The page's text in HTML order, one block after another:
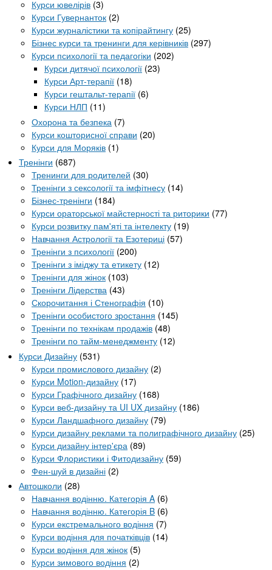
Курси ювелірів (3)
Курси Гувернанток (2)
Курси журналістики та копірайтингу (25)
Бізнес курси та тренинги для керівників (297)
Курси психології та педагогіки (202)
Курси дитячої психології (23)
Курси Арт-терапії (18)
Курси гештальт-терапії (6)
Курси НЛП (11)
Охорона та безпека (7)
Курси кошторисної справи (20)
Курси для Моряків (1)
Тренінги (687)
Тренинги для родителей (30)
Тренінги з сексології та імфітнесу (14)
Бізнес-тренінги (184)
Курси ораторської майстерності та риторики (77)
Курси розвитку пам'яті та інтелекту (19)
Навчання Астрології та Езотериці (57)
Тренінги з психології (200)
Тренінги з іміджу та етикету (12)
Тренінги для жінок (103)
Тренінги Лідерства (43)
Скорочитання і Стенографія (10)
Тренінги особистого зростання (145)
Тренінги по технікам продажів (48)
Тренінги по тайм-менеджменту (12)
Курси Дизайну (531)
Курси промислового дизайну (2)
Курси Motion-дизайну (17)
Курси Графічного дизайну (168)
Курси веб-дизайну та UI UX дизайну (186)
Курси Ландшафного дизайну (79)
Курси дизайну реклами та полиграфічного дизайну (25)
Курси дизайну інтер'єра (89)
Курси Флористики і Фитодизайну (59)
Фен-шуй в дизайні (2)
Автошколи (28)
Навчання водінню. Категорія A (6)
Навчання водінню. Категорія B (6)
Курси екстремального водіння (7)
Курси водіння для початківців (14)
Курси водіння для жінок (5)
Курси зимового водіння (2)